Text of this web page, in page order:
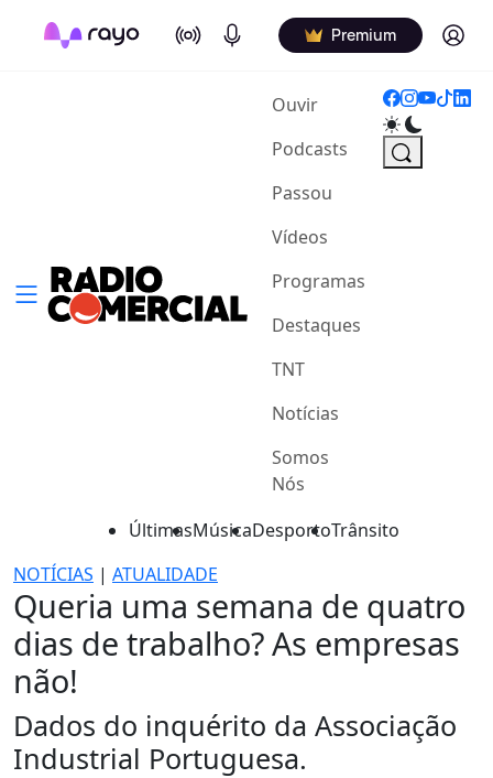
On Air Podcasts Premium Log in
Ouvir(current)
Podcasts
Passou
Vídeos
Programas
Destaques
TNT
Notícias
Somos
Nós
ÚltimasMúsicaDesportoTrânsito
NOTÍCIAS | ATUALIDADE
Queria uma semana de quatro
dias de trabalho? As empresas
não!
Dados do inquérito da Associação
Industrial Portuguesa.